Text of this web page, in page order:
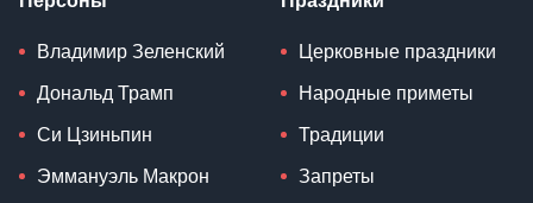
Владимир Зеленский
Дональд Трамп
Си Цзиньпин
Эммануэль Макрон
Церковные праздники
Народные приметы
Традиции
Запреты